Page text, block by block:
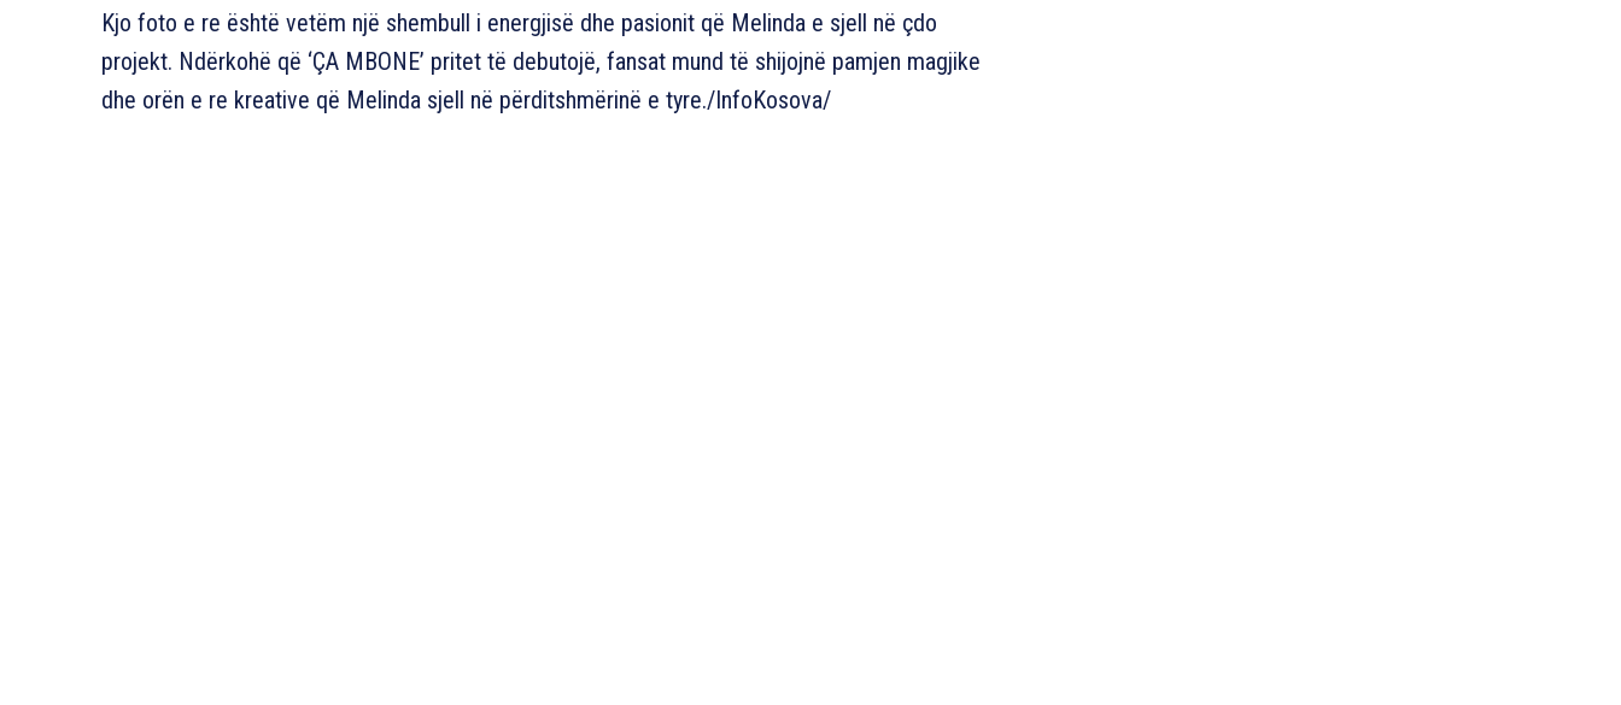
Kjo foto e re është vetëm një shembull i energjisë dhe pasionit që Melinda e sjell në çdo
projekt. Ndërkohë që ‘ÇA MBONE’ pritet të debutojë, fansat mund të shijojnë pamjen magjike
dhe orën e re kreative që Melinda sjell në përditshmërinë e tyre./InfoKosova/